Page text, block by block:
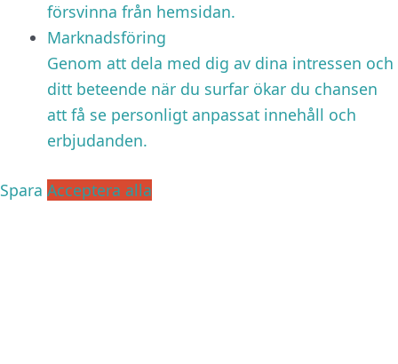
försvinna från hemsidan.
Marknadsföring
Genom att dela med dig av dina intressen och
ditt beteende när du surfar ökar du chansen
att få se personligt anpassat innehåll och
erbjudanden.
Spara Acceptera alla